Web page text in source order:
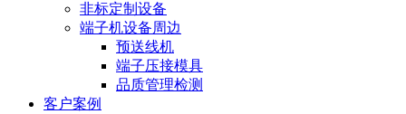
非标定制设备
端子机设备周边
预送线机
端子压接模具
品质管理检测
客户案例